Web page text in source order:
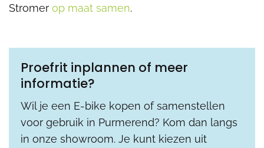
Stromer op maat samen.
Proefrit inplannen of meer
informatie?
Wil je een E-bike kopen of samenstellen
voor gebruik in Purmerend? Kom dan langs
in onze showroom. Je kunt kiezen uit